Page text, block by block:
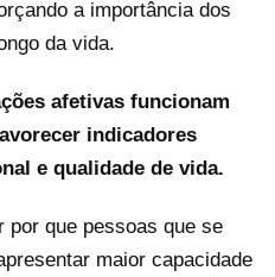
a importância dos
da vida.
afetivas funcionam
indicadores
e qualidade de vida.
por que pessoas que se
maior capacidade